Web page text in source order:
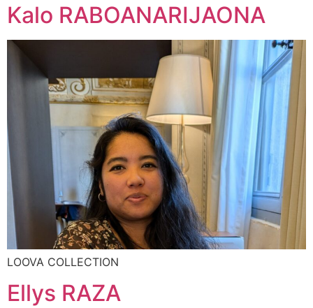
Kalo RABOANARIJAONA
LOOVA COLLECTION
Ellys RAZA